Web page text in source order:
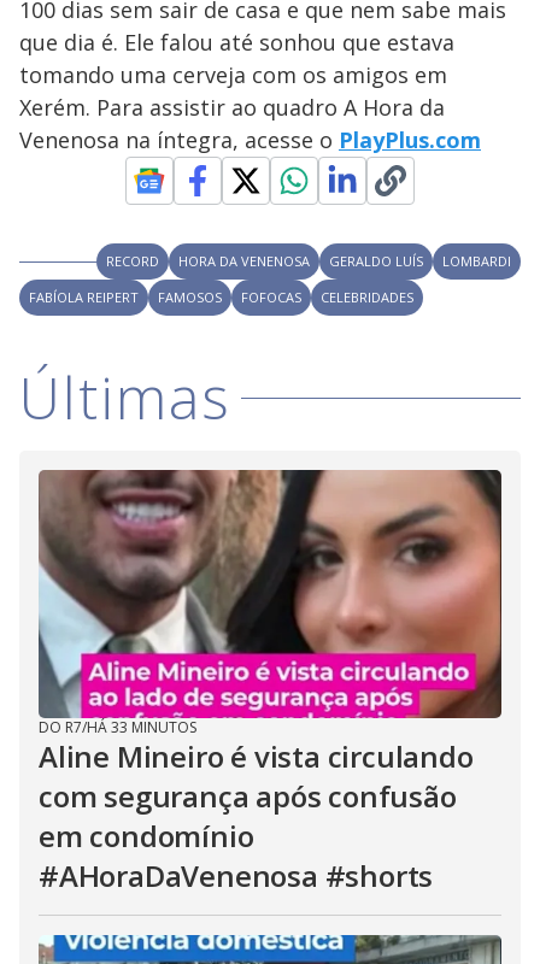
y
V
i
d
e
o
M
d
o
100 dias sem sair de casa e que nem sabe mais
que dia é. Ele falou até sonhou que estava
tomando uma cerveja com os amigos em
Xerém. Para assistir ao quadro A Hora da
Venenosa na íntegra, acesse o PlayPlus.com
RECORD HORA DA VENENOSA GERALDO LUÍS
LOMBARDI
FABÍOLA REIPERT
FAMOSOS FOFOCAS CELEBRIDADES
Últimas
DO R7/HÁ 33 MINUTOS
Aline Mineiro é vista circulando
com segurança após confusão
em condomínio
#AHoraDaVenenosa #shorts